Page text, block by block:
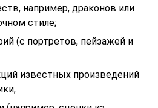
например, драконов или
стиле;
(с портретов, пейзажей и
известных произведений